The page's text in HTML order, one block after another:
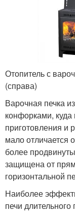
Отопитель с
(справа)
Варочная печка
конфорками, куда
приготовления и
мало отличается
более
защищена от
горизонтальной
Наиболее
печи